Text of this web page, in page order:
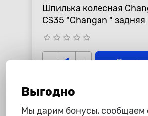
Шпилька колесная
CS35 "Changan " задняя
star_border star_border star_border star_border star_border
- + В
Выгодно
Мы дарим бонусы, сообщаем